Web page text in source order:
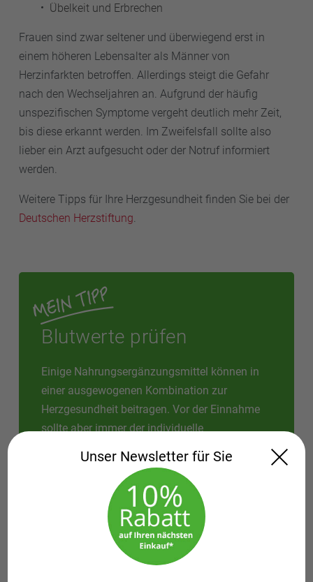
Übelkeit und Erbrechen
Frauen sind zwar seltener und überwiegend erst in
einem höheren Lebensalter als Männer von
Herzinfarkten betroffen. Allerdings steigt die Gefahr
nach den Wechseljahren an. Aufgrund der häufig
unspezifischen Symptome vergeht deutlich mehr Zeit,
bis diese erkannt werden. Im Zweifelsfall sollte also
lieber ein Arzt aufgesucht oder der Notruf informiert
werden.
Weitere Tipps für Ihre Herzgesundheit finden Sie bei der
Deutschen Herzstiftung.
Blutwerte prüfen
Einige Nahrungsergänzungsmittel können in
einer ausgewogenen Kombination zur
Herzgesundheit beitragen. Vor der Einnahme
sollte aber immer der individuelle
Vorerkrankungen und der Lebensstil betrachtet
werden. Lassen Sie erst Ihre Blutwerte
überprüfen und kommen Sie damit zu uns. Ihre
Apotheke berät Sie gerne dazu!
Unser Newsletter für Sie